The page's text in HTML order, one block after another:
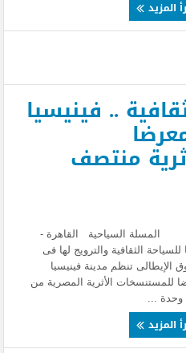
المزيد
.. فينيسيا
منتصف
السياحية القاهرة -
للسياحة الثقافية والترويج لها فى
الإيطالى تنظم مدينة فينيسيا
للمستنسخات الأثرية المصرية من
وحدة ...
المزيد